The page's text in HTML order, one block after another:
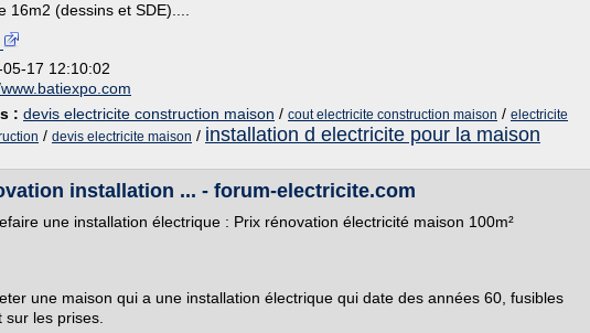
16m2 (dessins et SDE)....
05-17 12:10:02
: devis electricite construction maison / cout electricite construction maison / electricite
/ devis electricite maison / installation d electricite pour la maison
installation ... - forum-electricite.com
une installation électrique : Prix rénovation électricité maison 100m²
une maison qui a une installation électrique qui date des années 60, fusibles
les prises.